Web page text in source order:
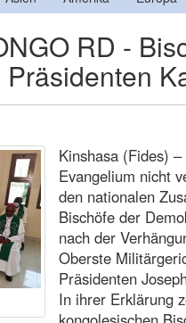
RD -
Kinshasa (Fides)
Evangelium nicht
den nationalen
Bischöfe der
nach der
Oberste
Präsidenten
In ihrer Erklärung